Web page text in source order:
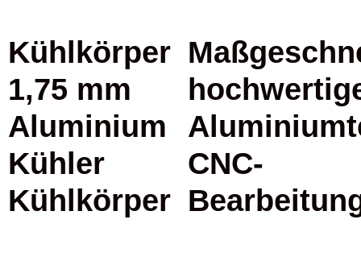
Kühlkörper
1,75 mm
Aluminium
Kühler
Kühlkörper
CNC-